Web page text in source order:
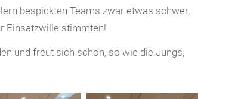
bespickten Teams zwar etwas schwer,
Einsatzwille stimmten!
und freut sich schon, so wie die Jungs,